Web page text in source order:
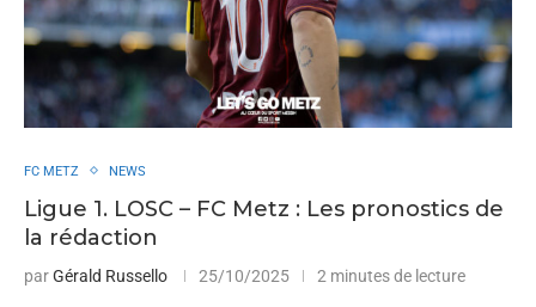
FC METZ NEWS
Ligue 1. LOSC – FC Metz : Les pronostics de
la rédaction
parGérald Russello 25/10/2025 2 minutes de lecture